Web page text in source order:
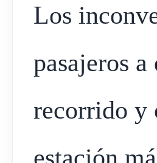
Los
pasajeros
recorrido y
estación